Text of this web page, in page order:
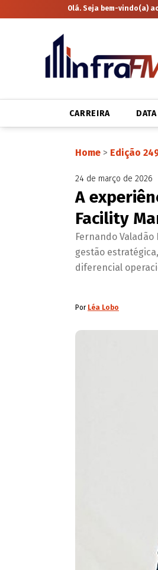
Olá. Seja bem-vindo(a)
CARREIRA
Home> Edição
24 de março de 2026
A
Facility
Fernando
gestão
diferencial
Por Léa Lobo